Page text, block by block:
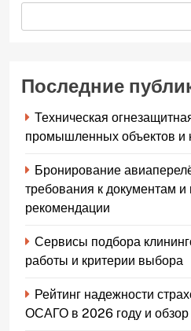
Последние
Техническая
промышленных объектов и
Бронирование
требования к документам и
рекомендации
Сервисы подбора
работы и критерии выбора
Рейтинг надежности
ОСАГО в 2026 году и